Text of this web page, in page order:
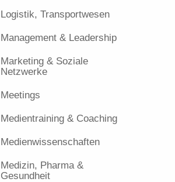
Logistik, Transportwesen
Management & Leadership
Marketing & Soziale
Netzwerke
Meetings
Medientraining & Coaching
Medienwissenschaften
Medizin, Pharma &
Gesundheit